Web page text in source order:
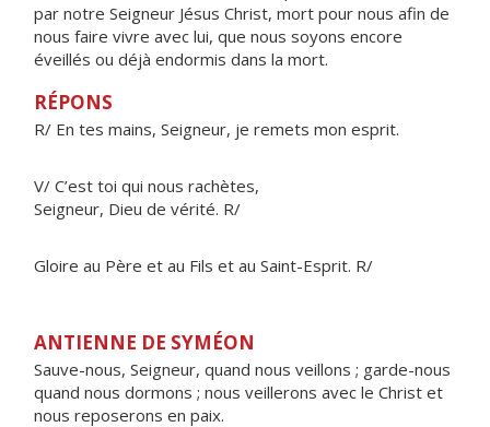
par notre Seigneur Jésus Christ, mort pour nous afin de
nous faire vivre avec lui, que nous soyons encore
éveillés ou déjà endormis dans la mort.
RÉPONS
R/ En tes mains, Seigneur, je remets mon esprit.
V/ C’est toi qui nous rachètes,
Seigneur, Dieu de vérité. R/
Gloire au Père et au Fils et au Saint-Esprit. R/
ANTIENNE DE SYMÉON
Sauve-nous, Seigneur, quand nous veillons ; garde-nous
quand nous dormons ; nous veillerons avec le Christ et
nous reposerons en paix.